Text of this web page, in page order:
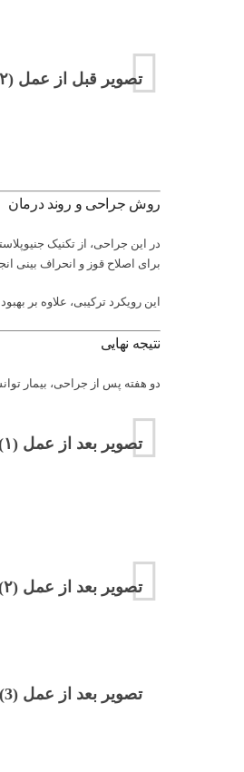
تصویر قبل از عمل (۲)
روش جراحی و روند درمان
برای اصلاح قوز و انحراف بینی
این رویکرد ترکیبی، علاوه بر
نتیجه نهایی
دو هفته پس از جراحی، بیمار
تصویر بعد از عمل (۱)
تصویر بعد از عمل (۲)
تصویر بعد از عمل (3)